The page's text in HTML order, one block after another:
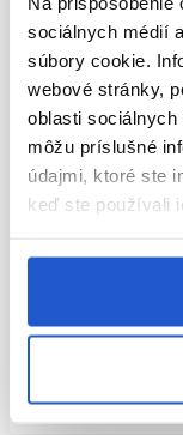
sociálnych médií
súbory cookie.
webové stránky,
oblasti
môžu príslušné
údajmi, ktoré ste
keď ste používali
Oficiálna distribúcia
Sibel Mona zrkadlo
11.30 €
Skladom ㅤ